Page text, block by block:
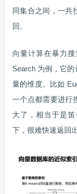
同集合之间，一共
回。
向量计算在暴力
Search 为例，它
量的维度。比如
一个点都需要进行
大了，相当于是
下，很难快速返回